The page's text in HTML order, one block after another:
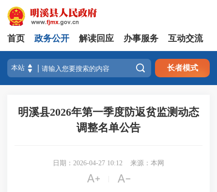
首页 政务公开 解读回应 办事服务 互动交流
 长者模式
明溪县2026年第一季度防返贫监测动态
调整名单公告
日期：2026-04-27 10:12 来源：本网
 